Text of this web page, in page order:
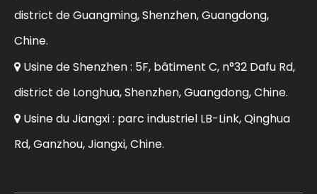
district de Guangming, Shenzhen, Guangdong,
Chine.
 Usine de Shenzhen : 5F, bâtiment C, n°32 Dafu Rd,
district de Longhua, Shenzhen, Guangdong, Chine.
 Usine du Jiangxi : parc industriel LB-Link, Qinghua
Rd, Ganzhou, Jiangxi, Chine.